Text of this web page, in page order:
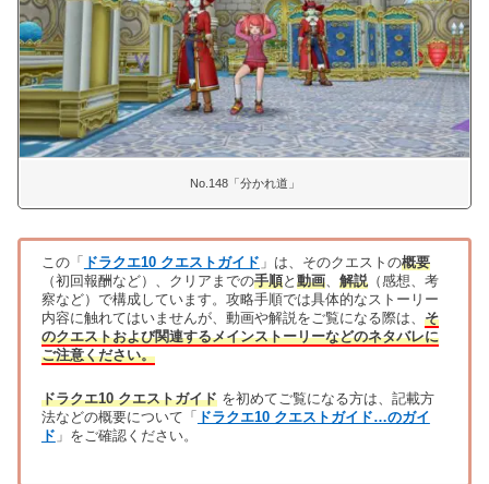
No.148「分かれ道」
この「 ドラクエ10 クエストガイド 」は、そのクエストの概要
（初回報酬など）、クリアまでの手順と 動画、 解説（感想、考
察など）で構成しています。攻略手順では具体的なストーリー
内容に触れてはいませんが、動画や解説をご覧になる際は、 そ
のクエストおよび関連するメインストーリーなどのネタバレに
ご注意ください。
ドラクエ10 クエストガイドを初めてご覧になる方は、記載方
法などの概要について「
ドラクエ10 クエストガイド…のガイ
ド 」をご確認ください。